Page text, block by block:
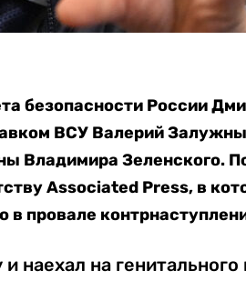
безопасности России
ВСУ Валерий
Владимира Зеленского.
Associated Press, в
в провале
наехал на генитального